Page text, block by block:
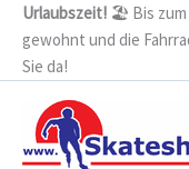
Zum
Inhalt
springen
Urlaubszeit! 🏖️ Bis zum
gewohnt und die
Sie da!